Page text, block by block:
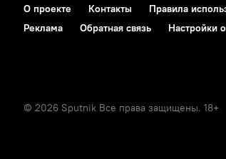
О проекте Контакты Правила
Реклама
Обратная связь Настройки
© 2026 Sputnik Все права защищены. 18+